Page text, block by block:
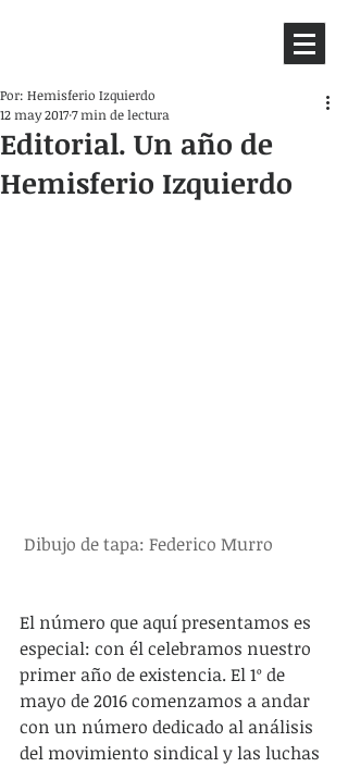
Editorial. Un año de
Hemisferio Izquierdo
Por: Hemisferio Izquierdo
12 may 20177 min de lectura
Dibujo de tapa: Federico Murro
El número que aquí presentamos es
especial: con él celebramos nuestro
primer año de existencia. El 1º de
mayo de 2016 comenzamos a andar
con un número dedicado al análisis
del movimiento sindical y las luchas